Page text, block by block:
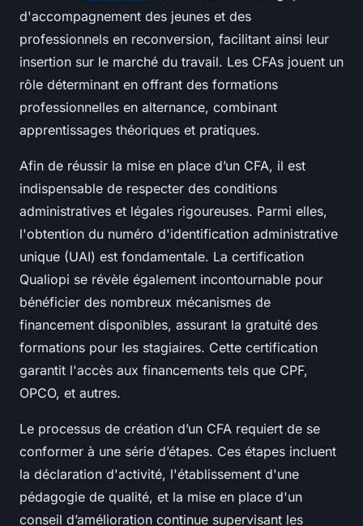
d'accompagnement des jeunes et des
professionnels en reconversion, facilitant ainsi leur
insertion sur le marché du travail. Les CFAs jouent un
rôle déterminant en offrant des formations
professionnelles en alternance, combinant
apprentissages théoriques et pratiques.
Afin de réussir la mise en place d’un CFA, il est
indispensable de respecter des conditions
administratives et légales rigoureuses. Parmi elles,
l'obtention du numéro d'identification administrative
unique (UAI) est fondamentale. La certification
Qualiopi se révèle également incontournable pour
bénéficier des nombreux mécanismes de
financement disponibles, assurant la gratuité des
formations pour les stagiaires. Cette certification
garantit l'accès aux financements tels que CPF,
OPCO, et autres.
Le processus de création d’un CFA requiert de se
conformer à une série d’étapes. Ces étapes incluent
la déclaration d'activité, l'établissement d'une
pédagogie de qualité, et la mise en place d'un
conseil d’amélioration continue supervisant les